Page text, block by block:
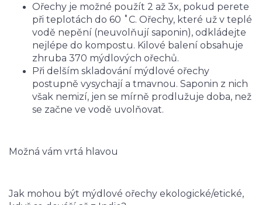
Ořechy je možné použít 2 až 3x, pokud perete
při teplotách do 60 ˚C. Ořechy, které už v teplé
vodě nepění (neuvolňují saponin), odkládejte
nejlépe do kompostu. Kilové balení obsahuje
zhruba 370 mýdlových ořechů.
Při delším skladování mýdlové ořechy
postupně vysychají a tmavnou. Saponin z nich
však nemizí, jen se mírně prodlužuje doba, než
se začne ve vodě uvolňovat.
Možná vám vrtá hlavou
Jak mohou být mýdlové ořechy ekologické/etické,